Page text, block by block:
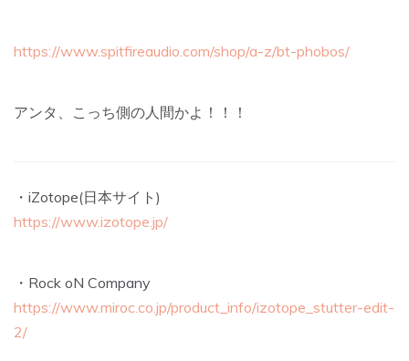
https://www.spitfireaudio.com/shop/a-z/bt-phobos/
アンタ、こっち側の人間かよ！！！
・iZotope(日本サイト)
https://www.izotope.jp/
・Rock oN Company
https://www.miroc.co.jp/product_info/izotope_stutter-edit-
2/